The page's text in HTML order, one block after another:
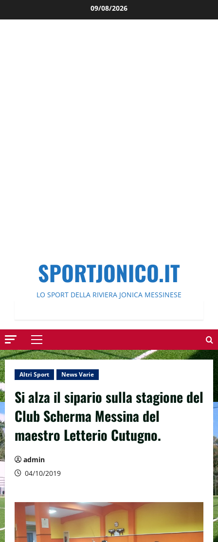
al
09/08/2026
SPORTJONICO.IT
LO SPORT DELLA RIVIERA JONICA MESSINESE
Menu
principale
Altri Sport News Varie
Si alza il sipario sulla stagione del
Club Scherma Messina del
maestro Letterio Cutugno.
admin
04/10/2019